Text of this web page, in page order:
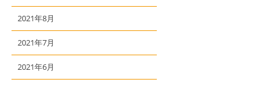
2021年8月
2021年7月
2021年6月